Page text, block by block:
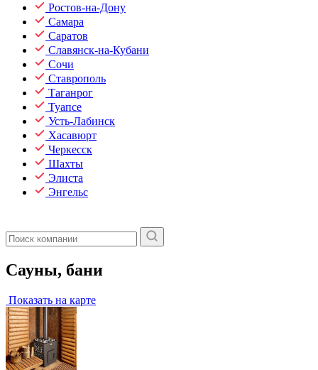
Ростов-на-Дону
Самара
Саратов
Славянск-на-Кубани
Сочи
Ставрополь
Таганрог
Туапсе
Усть-Лабинск
Хасавюрт
Черкесск
Шахты
Элиста
Энгельс
Сауны, бани
Показать на карте